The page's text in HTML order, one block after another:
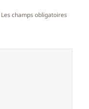
Les champs obligatoires